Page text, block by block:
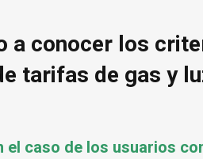
a conocer los
tarifas de gas y
caso de los usuarios